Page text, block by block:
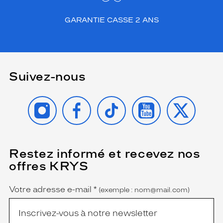
GARANTIE CASSE 2 ANS
Suivez-nous
INSTAGRAMFACEBOOK
TIKTOK YOUTUBE
X
Restez informé et recevez nos
offres KRYS
Name
Votre adresse e-mail *
(Ce
champ
est
(exemple : nom@mail.com)